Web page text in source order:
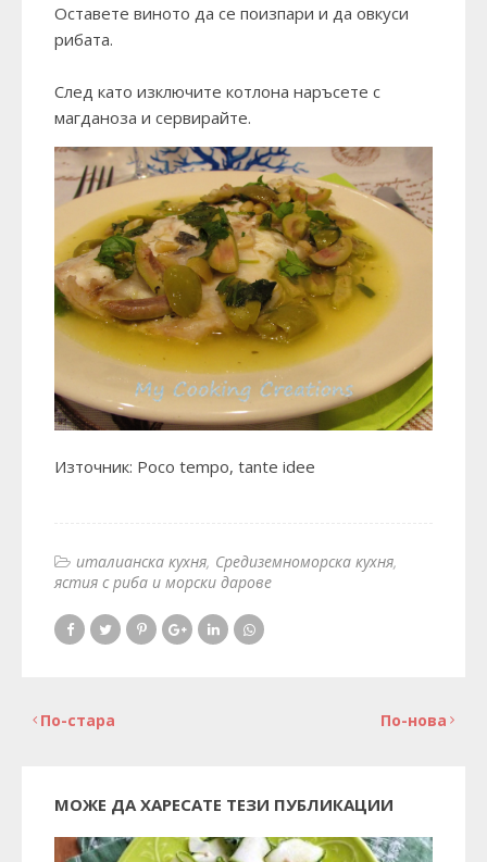
Оставете виното да се поизпари и да овкуси
рибата.
След като изключите котлона наръсете с
магданоза и сервирайте.
Източник: Poco tempo, tante idee
италианска кухня Средиземноморска кухня
ястия с риба и морски дарове
По-нова
По-стара
МОЖЕ ДА ХАРЕСАТЕ ТЕЗИ ПУБЛИКАЦИИ